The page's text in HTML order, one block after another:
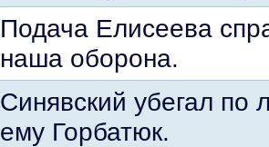
Подача Елисеева
наша оборона.
Синявский убегал по
ему Горбатюк.